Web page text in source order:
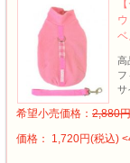
ベ
高
フ
サ
希望小売価格： 2,880
価格： 1,720円(税込)